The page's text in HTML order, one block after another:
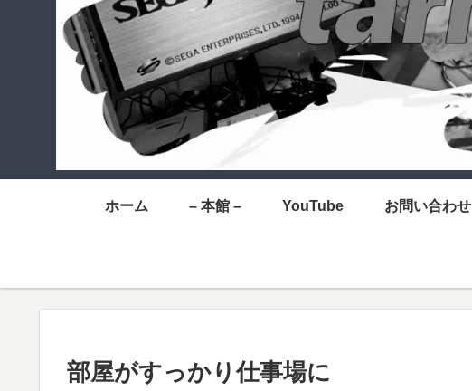
ホーム – 本館 – YouTube お問い合わせ
部屋がすっかり仕事場に